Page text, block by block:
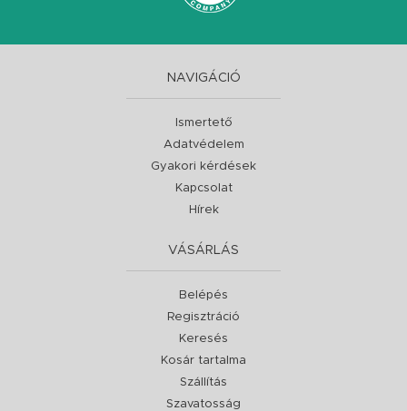
NAVIGÁCIÓ
Ismertető
Adatvédelem
Gyakori kérdések
Kapcsolat
Hírek
VÁSÁRLÁS
Belépés
Regisztráció
Keresés
Kosár tartalma
Szállítás
Szavatosság